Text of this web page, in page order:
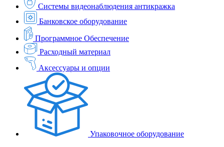
Системы видеонаблюдения антикражка
Банковское оборудование
Программное Обеспечение
Расходный материал
Аксессуары и опции
Упаковочное оборудование